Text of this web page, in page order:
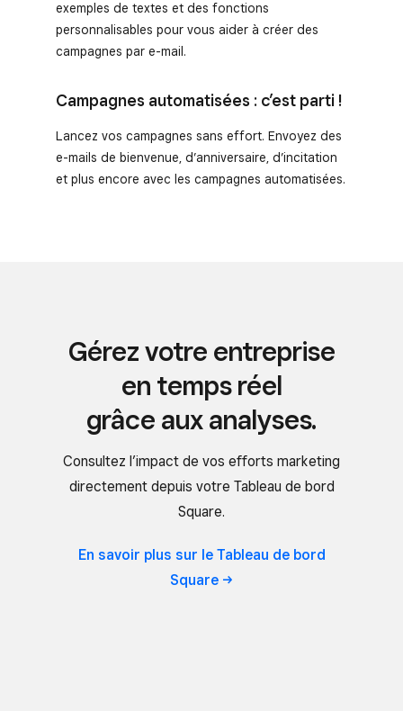
exemples de textes et des fonctions
personnalisables pour vous aider à créer des
campagnes par e-mail.
Campagnes automatisées : c’est parti !
Lancez vos campagnes sans effort. Envoyez des
e-mails de bienvenue, d’anniversaire, d’incitation
et plus encore avec les campagnes automatisées.
Gérez votre entreprise
en temps réel
grâce aux analyses.
Consultez l’impact de vos efforts marketing
directement depuis votre Tableau de bord
Square.
En savoir plus sur le Tableau de bord
Square